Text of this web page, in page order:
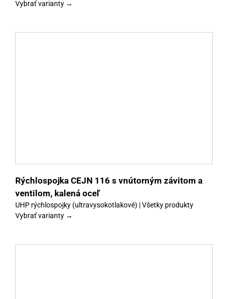
Vybrať varianty →
Rýchlospojka CEJN 116 s vnútorným závitom a
ventilom, kalená oceľ
UHP rýchlospojky (ultravysokotlakové) | Všetky produkty
Vybrať varianty →